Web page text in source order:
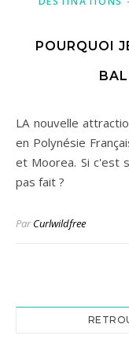
POURQUOI
LA nouvelle attraction à la mode : nager avec les baleines
en Polynésie
et Moorea. Si c'est
pas fait ?
ParCurlwildfree